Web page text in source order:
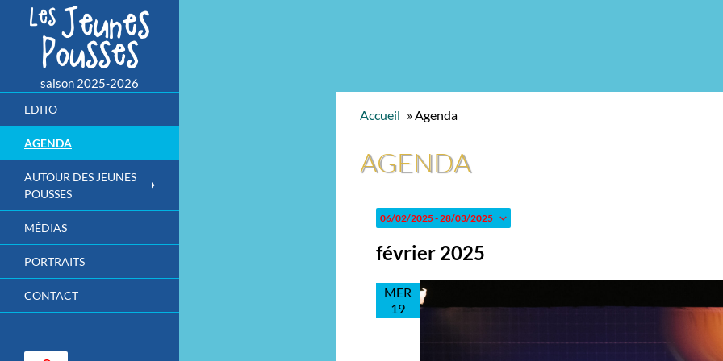
saison 2025-2026
ALLER
AU
CONTENU
EDITO
AGENDA
AUTOUR DES JEUNES
POUSSES
MÉDIAS
PORTRAITS
CONTACT
Rechercher
Accueil »Agenda
AGENDA
Évènements
06/02/2025 - 28/03/2025
une
février 2025
MER
19